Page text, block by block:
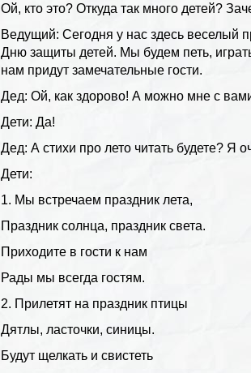
Ой, кто это? Откуда так много детей?
Ведущий: Сегодня у нас здесь веселый
Дню защиты детей. Мы будем петь,
нам придут замечательные гости.
Дед: Ой, как здорово! А можно мне с
Дети: Да!
Дед: А стихи про лето читать будете? Я
Дети:
1. Мы встречаем праздник лета,
Праздник солнца, праздник света.
Приходите в гости к нам
Рады мы всегда гостям.
2. Прилетят на праздник птицы
Дятлы, ласточки, синицы.
Будут щелкать и свистеть